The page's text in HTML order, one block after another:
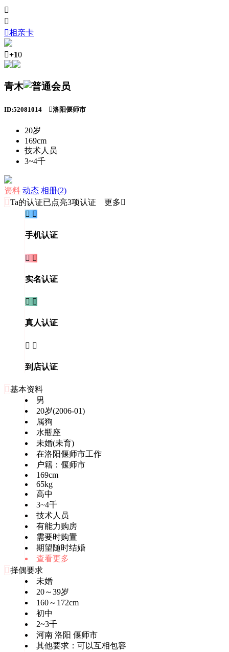


相亲卡
+10
青木
ID:52081014 洛阳偃师市
20岁
169cm
技术人员
3~4千
资料 动态 相册(2)
 Ta的认证已点亮3项认证 更多
 
手机认证
 
实名认证
 
真人认证
 
到店认证
 基本资料
男
20岁(2006-01)
属狗
水瓶座
未婚(未育)
在洛阳偃师市工作
户籍：偃师市
169cm
65kg
高中
3~4千
技术人员
有能力购房
需要时购置
期望随时结婚
查看更多
 择偶要求
未婚
20～39岁
160～172cm
初中
2~3千
河南 洛阳 偃师市
其他要求：可以互相包容